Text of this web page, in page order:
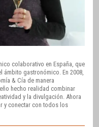
colaborativo en España, que
ámbito gastronómico. En 2008,
& Cía de manera
hecho realidad combinar
y la divulgación. Ahora
y conectar con todos los